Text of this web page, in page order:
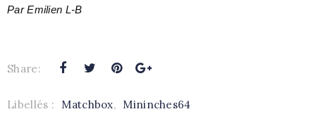
Par Emilien L-B
Share:
Libellés : Matchbox, Mininches64